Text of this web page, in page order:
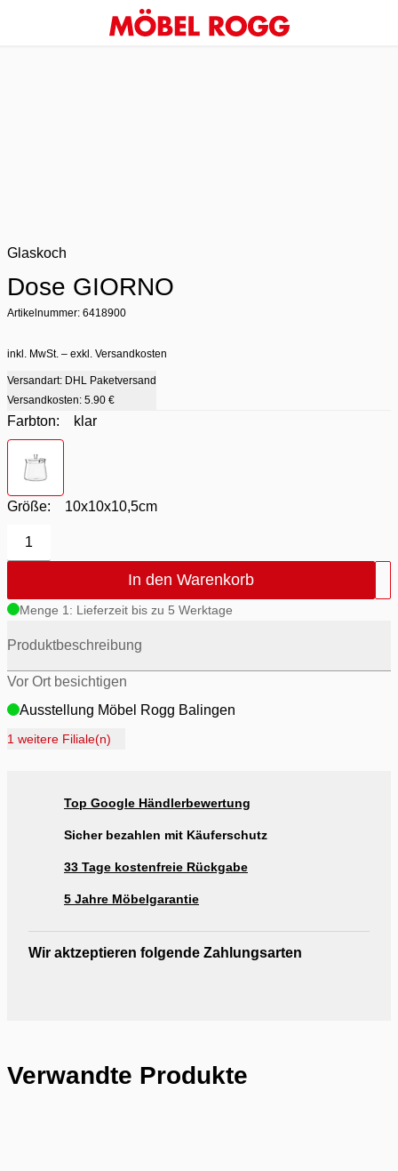
Glaskoch
Dose GIORNO
Artikelnummer: 6418900
inkl. MwSt. – exkl. Versandkosten
Versandart: DHL Paketversand
Versandkosten: 5.90 €
Farbton:
klar
Größe: 10x10x10,5cm
1
In den Warenkorb
Menge 1: Lieferzeit bis zu 5 Werktage
Produktbeschreibung
Vor Ort besichtigen
Ausstellung Möbel Rogg Balingen
Ausstellung Rogg Discount Balingen
Ausstellung Möbel Rogg Reutlingen
1 weitere Filiale(n)
Top Google Händlerbewertung
Sicher bezahlen mit Käuferschutz
33 Tage kostenfreie Rückgabe
5 Jahre Möbelgarantie
Wir aktzeptieren folgende Zahlungsarten
Verwandte Produkte